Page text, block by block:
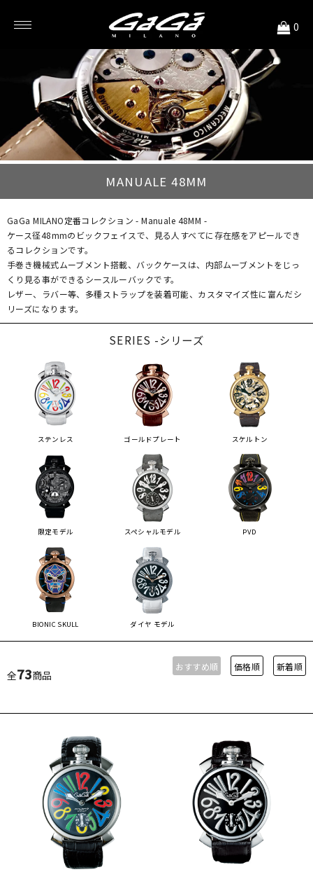
0
MANUALE 48MM
GaGa MILANO定番コレクション - Manuale 48MM -
ケース径48mmのビックフェイスで、見る人すべてに存在感をアピールでき
るコレクションです。
手巻き機械式ムーブメント搭載、バックケースは、内部ムーブメントをじっ
くり見る事ができるシースルーバックです。
レザー、ラバー等、多種ストラップを装着可能、カスタマイズ性に富んだシ
リーズになります。
SERIES -シリーズ
ステンレス ゴールドプレート スケルトン
限定モデル スペシャルモデル PVD
BIONIC SKULL ダイヤ モデル
全73商品
おすすめ順 価格順 新着順